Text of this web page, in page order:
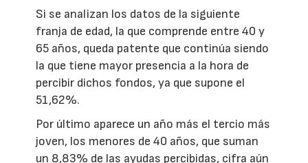
Si se analizan los datos de la siguiente
franja de edad, la que comprende entre 40 y
65 años, queda patente que continúa siendo
la que tiene mayor presencia a la hora de
percibir dichos fondos, ya que supone el
51,62%.
Por último aparece un año más el tercio más
joven, los menores de 40 años, que suman
un 8,83% de las ayudas percibidas, cifra aún